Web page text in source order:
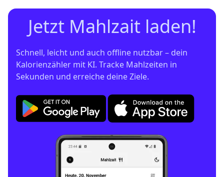
Jetzt Mahlzait laden!
Schnell, leicht und auch offline nutzbar – dein
Kalorienzähler mit KI. Tracke Mahlzeiten in
Sekunden und erreiche deine Ziele.